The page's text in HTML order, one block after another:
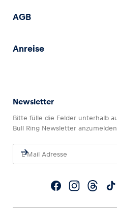
AGB
Anreise
Newsletter
Bitte fülle die Felder unterhalb
Bull Ring Newsletter